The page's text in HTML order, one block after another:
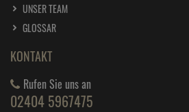
UNSER TEAM
GLOSSAR
KONTAKT
Rufen Sie uns an
02404 5967475